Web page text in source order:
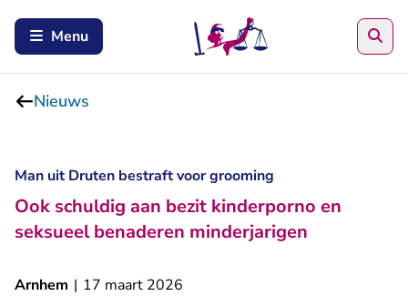
Menu
Nieuws
Man uit Druten bestraft voor grooming
Ook schuldig aan bezit kinderporno en
seksueel benaderen minderjarigen
Arnhem | 17 maart 2026